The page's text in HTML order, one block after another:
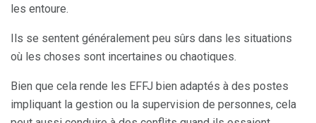
les entoure.
Ils se sentent généralement peu sûrs dans les situations
où les choses sont incertaines ou chaotiques.
Bien que cela rende les EFFJ bien adaptés à des postes
impliquant la gestion ou la supervision de personnes, cela